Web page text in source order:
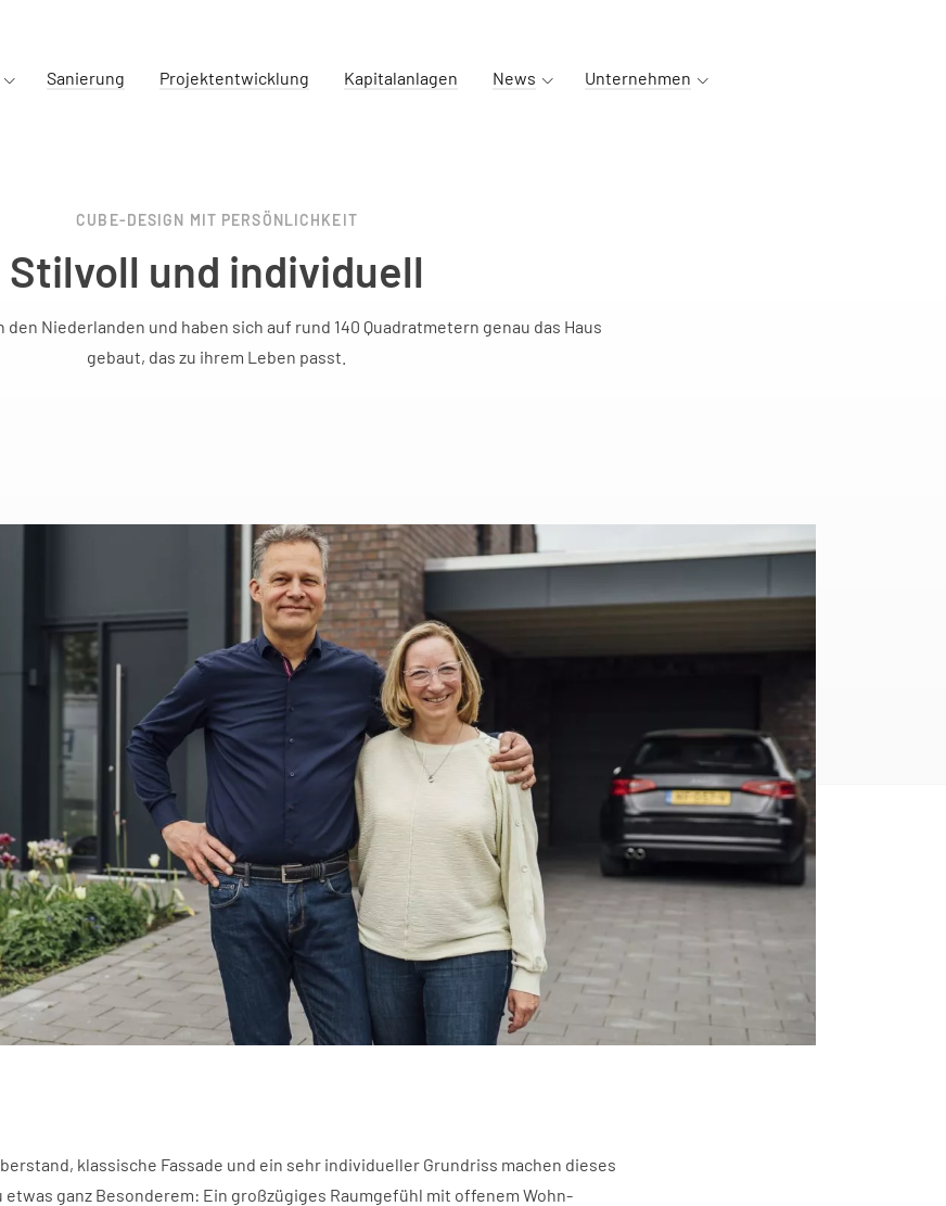
Sanierung Projektentwicklung Kapitalanlagen News Unternehmen
CUBE-DESIGN MIT PERSÖNLICHKEIT
Stilvoll und individuell
den Niederlanden und haben sich auf rund 140 Quadratmetern genau das Haus
gebaut, das zu ihrem Leben passt.
klassische Fassade und ein sehr individueller Grundriss machen dieses
etwas ganz Besonderem: Ein großzügiges Raumgefühl mit offenem Wohn-